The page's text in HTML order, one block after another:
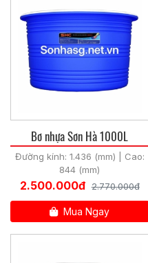
Bơ nhựa Sơn Hà 1000L
Đường kính: 1.436 (mm) | Cao:
844 (mm)
2.500.000đ 2.770.000đ
Mua Ngay